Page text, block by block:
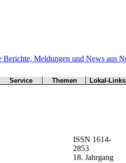
Service
Themen
Grüne
Kirchen
Landwirtschaft
Lokal-Links
ISSN 1614-
2853
18. Jahrgang